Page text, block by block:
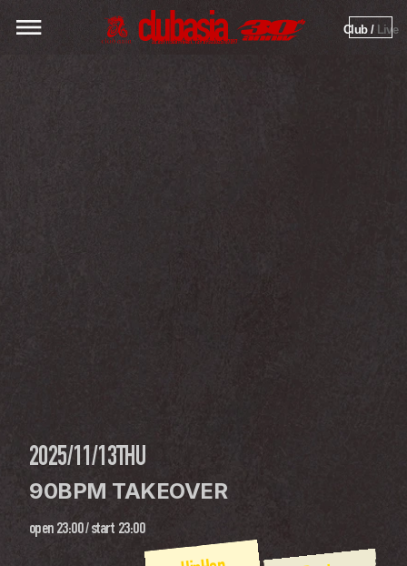
Club / Live
2025/11/13THU
90BPM TAKEOVER
open 23:00 / start 23:00